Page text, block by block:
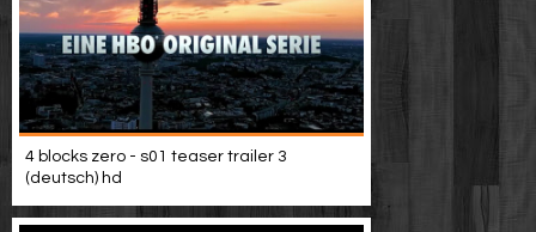
4 blocks zero - s01 teaser trailer 3
(deutsch) hd